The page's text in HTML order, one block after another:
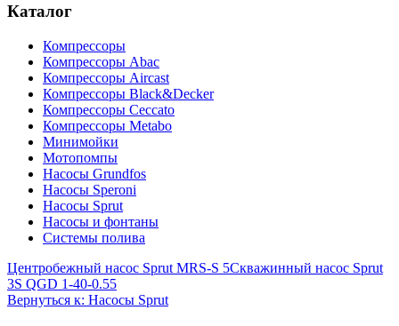
Каталог
Компрессоры
Компрессоры Abac
Компрессоры Aircast
Компрессоры Black&Decker
Компрессоры Ceccato
Компрессоры Metabo
Минимойки
Мотопомпы
Насосы Grundfos
Насосы Speroni
Насосы Sprut
Насосы и фонтаны
Системы полива
Центробежный насос Sprut MRS-S 5Скважинный насос Sprut
3S QGD 1-40-0.55
Вернуться к: Насосы Sprut